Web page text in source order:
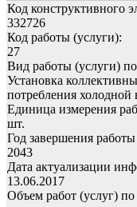
Код конструктивного
332726
Код работы (услуги):
27
Вид работы (услуги)
Установка
потребления холодной
Единица измерения
шт.
Год завершения
2043
Дата актуализации
13.06.2017
Объем работ (услуг)